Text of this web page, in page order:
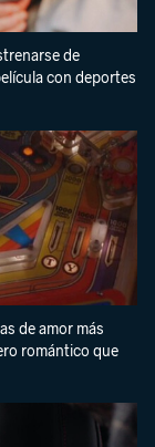
de
con deportes
de amor más
romántico que